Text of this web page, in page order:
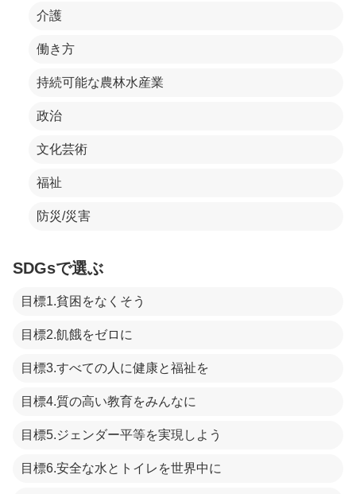
介護
働き方
持続可能な農林水産業
政治
文化芸術
福祉
防災/災害
SDGsで選ぶ
目標1.貧困をなくそう
目標2.飢餓をゼロに
目標3.すべての人に健康と福祉を
目標4.質の高い教育をみんなに
目標5.ジェンダー平等を実現しよう
目標6.安全な水とトイレを世界中に